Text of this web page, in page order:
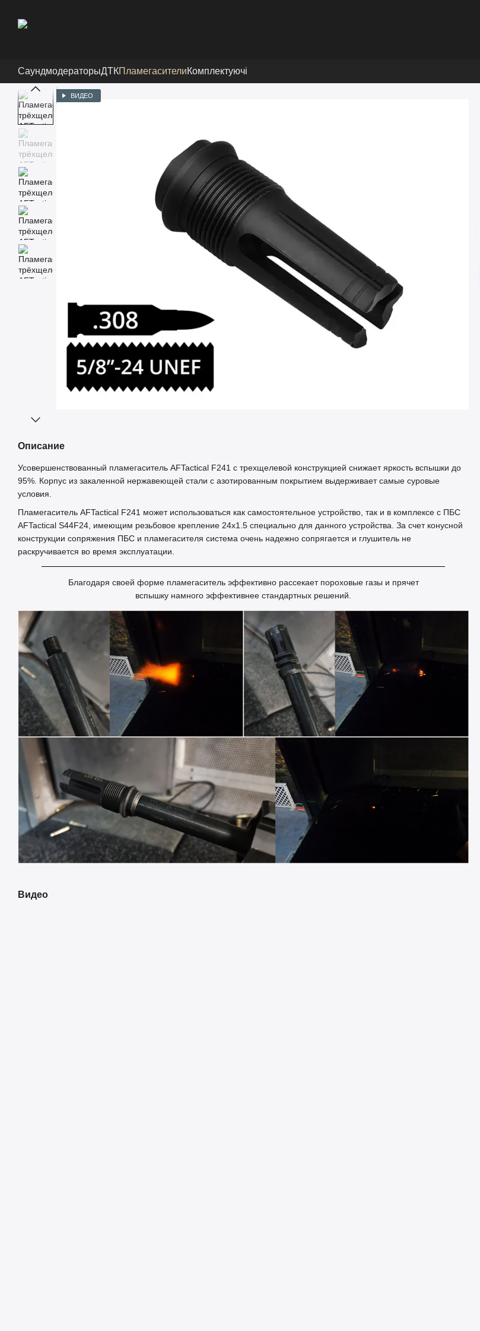
СаундмодераторыДТКПламегасителиКомплектуючі
ВИДЕО
Описание
Усовершенствованный пламегаситель AFTactical F241 с трехщелевой конструкцией снижает яркость вспышки до
95%. Корпус из закаленной нержавеющей стали с азотированным покрытием выдерживает самые суровые
условия.
Пламегаситель AFTactical F241 может использоваться как самостоятельное устройство, так и в комплексе с ПБС
AFTactical S44F24, имеющим резьбовое крепление 24x1.5 специально для данного устройства. За счет конусной
конструкции сопряжения ПБС и пламегасителя система очень надежно сопрягается и глушитель не
раскручивается во время эксплуатации.
Благодаря своей форме пламегаситель эффективно рассекает пороховые газы и прячет
вспышку намного эффективнее стандартных решений.
Видео